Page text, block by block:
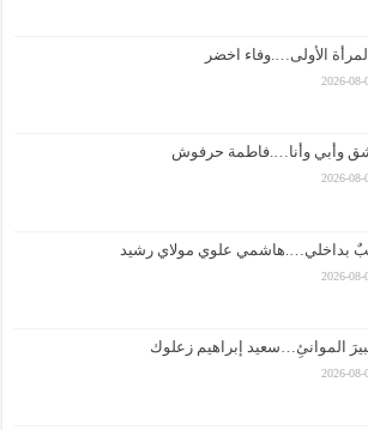
المرأة الأولى….وفاء اخضر
2026-08-
وأبي وأنا….فاطمة حرفوش
2026-08-
بداخلي….هاشمي علوي مولاي رشيد
2026-08-
الموانئِ…سعيد إبراهيم زعلوك
2026-08-